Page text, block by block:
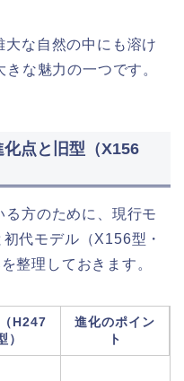
な自然の中にも溶け
な魅力の一つです。
点と旧型（X156
方のために、現行モ
代モデル（X156型・
整理しておきます。
H247
）
進化のポイン
ト